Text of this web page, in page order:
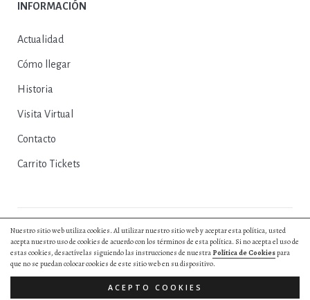
Nuestro sitio web utiliza cookies. Al utilizar nuestro sitio web y aceptar esta política, usted
acepta nuestro uso de cookies de acuerdo con los términos de esta política. Si no acepta el uso de
estas cookies, desactívelas siguiendo las instrucciones de nuestra Política de Cookiespara
que no se puedan colocar cookies de este sitio web en su dispositivo.
ACEPTO COOKIES
INFORMACIÓN
Actualidad
Cómo llegar
Historia
Visita Virtual
Contacto
Carrito Tickets
© 2025, Excmo. Ayto. de Herrera del Duque |Política de Privacidad|
Política de Cookies
Aviso Legal | Entradas y Reservas Diseño web by
Hurry App